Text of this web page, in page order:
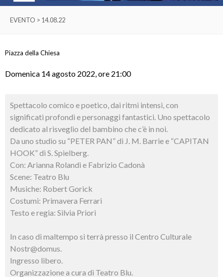
EVENTO > 14.08.22
Piazza della Chiesa
Domenica 14 agosto 2022, ore 21:00
Spettacolo comico e poetico, dai ritmi intensi, con
significati profondi e personaggi fantastici. Uno spettacolo
dedicato al risveglio del bambino che c’è in noi.
Da uno studio su “PETER PAN” di J. M. Barrie e “CAPITAN
HOOK” di S. Spielberg.
Con: Arianna Rolandi e Fabrizio Cadonà
Scene: Teatro Blu
Musiche: Robert Gorick
Costumi: Primavera Ferrari
Testo e regia: Silvia Priori
In caso di maltempo si terrà presso il Centro Culturale
Nostr@domus.
Ingresso libero.
Organizzazione a cura di Teatro Blu.